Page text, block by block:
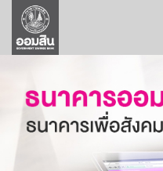
ลูกค้าธุรกิจ
ลูกค้าผู้ประกอบรายย่อย
ออมเพื่อสุข
เกี่ยวกับธนาคาร
การพัฒนาที่ยั่งยืน